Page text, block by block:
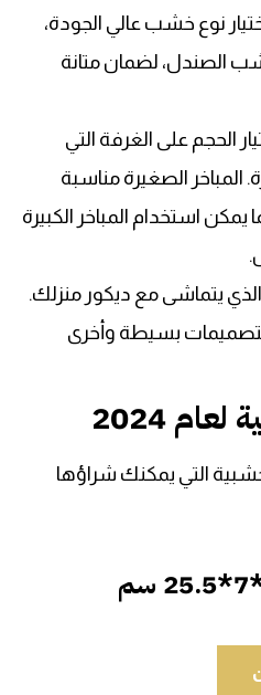
نوع خشب عالي الجودة،
الصندل، لضمان متانة
الحجم على الغرفة التي
الصغيرة مناسبة
يمكن استخدام المباخر الكبيرة
الذي يتماشى مع ديكور منزلك.
بتصميمات بسيطة وأخرى
2024
التي يمكنك شراؤها